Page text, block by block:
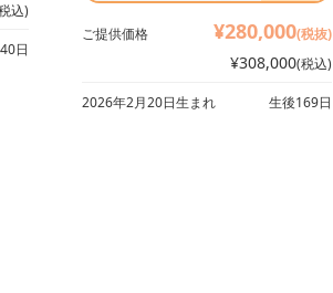
込)
日
ご提供価格 ¥280,000(税抜)
¥308,000(税込)
2026年2月20日生まれ 生後169日